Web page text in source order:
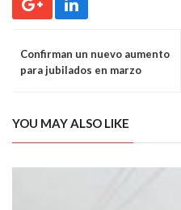
Confirman un nuevo aumento
para jubilados en marzo
YOU MAY ALSO LIKE